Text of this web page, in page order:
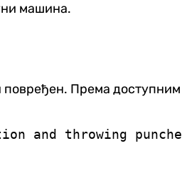
машина.
повређен. Према
and throwing